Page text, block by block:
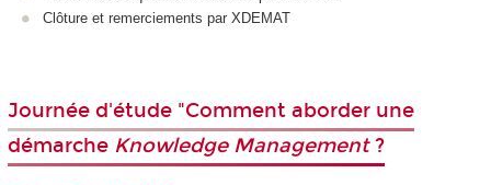
Clôture et remerciements par XDEMAT
Journée d'étude "Comment aborder une
démarche Knowledge Management?